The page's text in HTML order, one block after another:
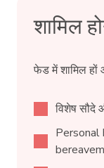
शामिल
फेड में शामिल
विशेष
Personal